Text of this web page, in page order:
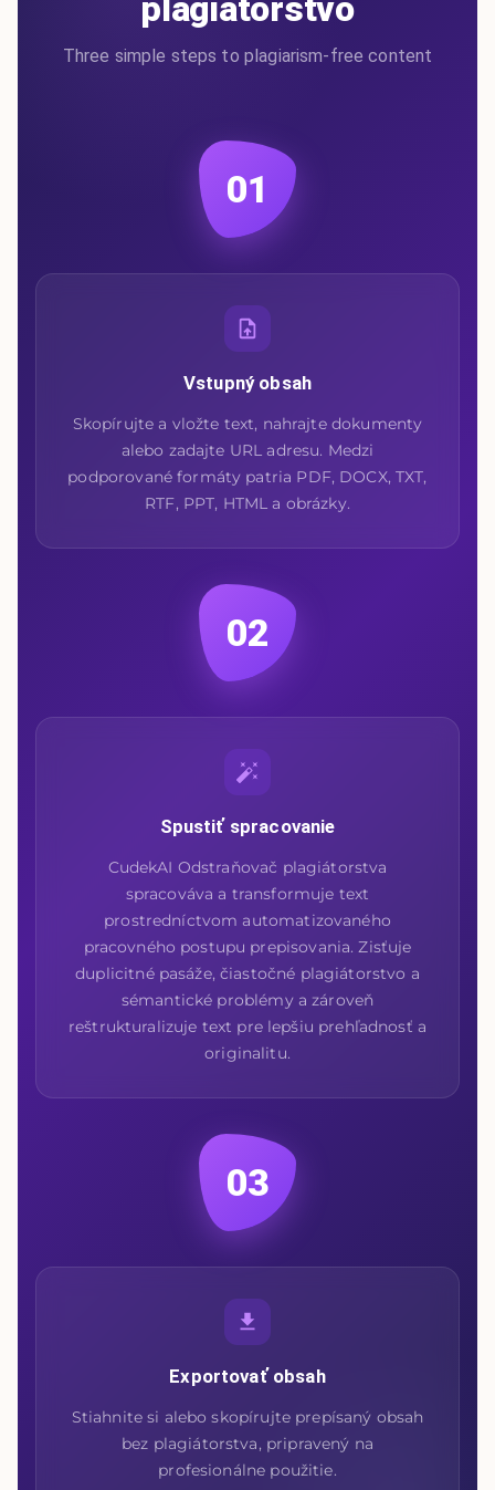
plagiátorstvo
Three simple steps to plagiarism-free content
01
Vstupný obsah
Skopírujte a vložte text, nahrajte dokumenty
alebo zadajte URL adresu. Medzi
podporované formáty patria PDF, DOCX, TXT,
RTF, PPT, HTML a obrázky.
02
Spustiť spracovanie
CudekAI Odstraňovač plagiátorstva
spracováva a transformuje text
prostredníctvom automatizovaného
pracovného postupu prepisovania. Zisťuje
duplicitné pasáže, čiastočné plagiátorstvo a
sémantické problémy a zároveň
reštrukturalizuje text pre lepšiu prehľadnosť a
originalitu.
03
Exportovať obsah
Stiahnite si alebo skopírujte prepísaný obsah
bez plagiátorstva, pripravený na
profesionálne použitie.